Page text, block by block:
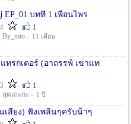
บทที่ 1 เพื่อนไพร
1
, By_toto - 11 เดือน
ทรกเตอร์ (อาถรรพ์ เขาแท
1
, สุดเกะกะ - 1 ปี
เสียง) ฟังเพลินๆครับน้าๆ